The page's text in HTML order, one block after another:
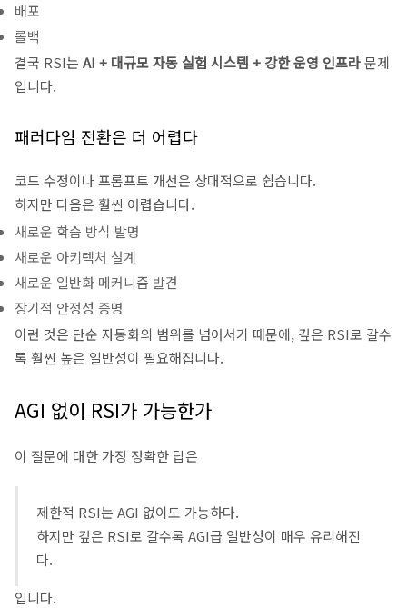
배포
롤백
결국 RSI는 AI + 대규모 자동 실험 시스템 + 강한 운영 인프라문제
입니다.
패러다임 전환은 더 어렵다
코드 수정이나 프롬프트 개선은 상대적으로 쉽습니다.
하지만 다음은 훨씬 어렵습니다.
새로운 학습 방식 발명
새로운 아키텍처 설계
새로운 일반화 메커니즘 발견
장기적 안정성 증명
이런 것은 단순 자동화의 범위를 넘어서기 때문에, 깊은 RSI로 갈수
록 훨씬 높은 일반성이 필요해집니다.
AGI 없이 RSI가 가능한가
이 질문에 대한 가장 정확한 답은
제한적 RSI는 AGI 없이도 가능하다.
하지만 깊은 RSI로 갈수록 AGI급 일반성이 매우 유리해진
다.
입니다.